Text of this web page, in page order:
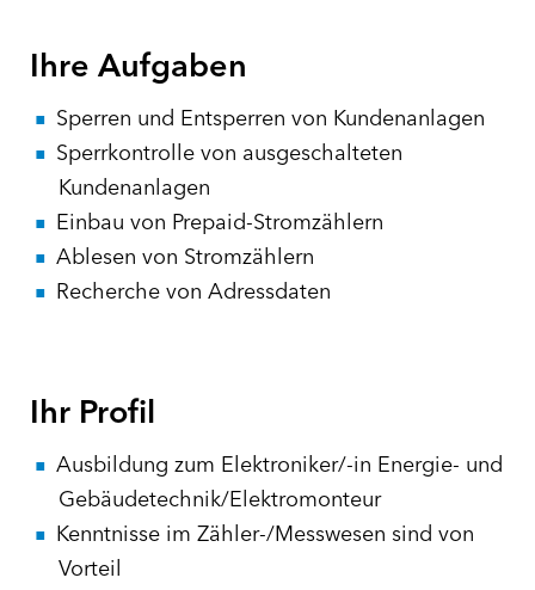
Ihre Aufgaben
Sperren und Entsperren von Kundenanlagen
Sperrkontrolle von ausgeschalteten
Kundenanlagen
Einbau von Prepaid-Stromzählern
Ablesen von Stromzählern
Recherche von Adressdaten
Ihr Profil
Ausbildung zum Elektroniker/-in Energie- und
Gebäudetechnik/Elektromonteur
Kenntnisse im Zähler-/Messwesen sind von
Vorteil